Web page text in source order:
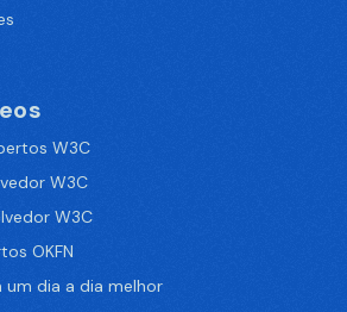
W3C
W3C
W3C
OKFN
dia a dia melhor